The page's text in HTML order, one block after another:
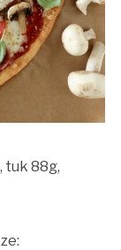
tuk 88g,